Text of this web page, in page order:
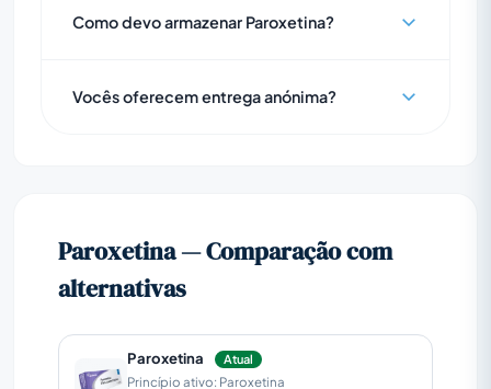
Como devo armazenar Paroxetina?
Vocês oferecem entrega anónima?
Paroxetina — Comparação com
alternativas
Paroxetina Atual
Princípio ativo: Paroxetina